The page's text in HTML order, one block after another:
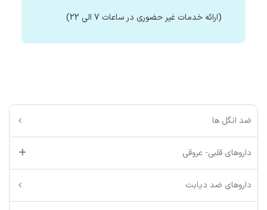
(ارائه خدمات غیر حضوری در ساعات 7 الی 22)
ضد انگل ها
داروهای قلبی- عروقی
داروهای ضد دیابت